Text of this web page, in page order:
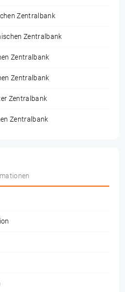
Zentralbank
Zentralbank
Zentralbank
Zentralbank
Zentralbank
Zentralbank